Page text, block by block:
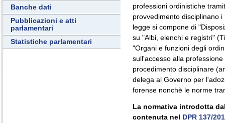
Banche dati
Pubblicazioni e atti
parlamentari
Statistiche parlamentari
professioni ordinistiche
provvedimento disciplinano
legge si compone di
su "Albi, elenchi e registri"
"Organi e funzioni degli
sull'accesso alla
procedimento disciplinare
delega al Governo per
forense nonchè le norme
La normativa introdotta
contenuta nel DPR 137/